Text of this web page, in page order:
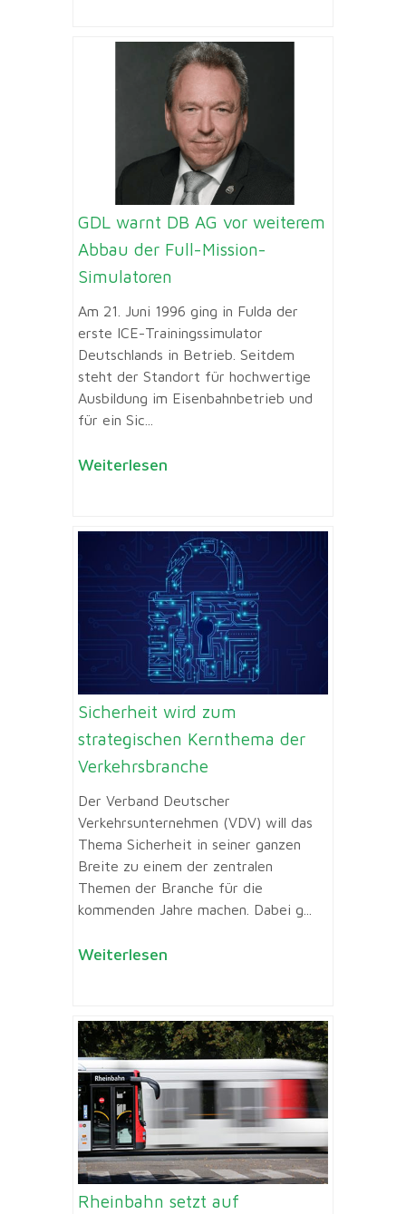
GDL warnt DB AG vor weiterem
Abbau der Full-Mission-
Simulatoren
Am 21. Juni 1996 ging in Fulda der
erste ICE-Trainingssimulator
Deutschlands in Betrieb. Seitdem
steht der Standort für hochwertige
Ausbildung im Eisenbahnbetrieb und
für ein Sic...
Weiterlesen
Sicherheit wird zum
strategischen Kernthema der
Verkehrsbranche
Der Verband Deutscher
Verkehrsunternehmen (VDV) will das
Thema Sicherheit in seiner ganzen
Breite zu einem der zentralen
Themen der Branche für die
kommenden Jahre machen. Dabei g...
Weiterlesen
Rheinbahn setzt auf